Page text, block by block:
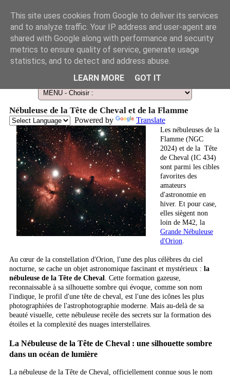
Le Guide des Smart Télescopes et de l'Astronomie amateur
Nébuleuse de la Tête de Cheval et de la Flamme
Powered by Translate
Les nébuleuses de la
Flamme (NGC
2024) et de la Tête
de Cheval (IC 434)
sont parmi les cibles
favorites des
amateurs
d'astronomie en
hiver. Et pour case,
elles siègent non
loin de M42, la
Grande Nébuleuse
d'Orion.
Au cœur de la constellation d'Orion, l'une des plus célèbres du ciel
nocturne, se cache un objet astronomique fascinant et mystérieux : la
nébuleuse de la Tête de Cheval. Cette formation gazeuse,
reconnaissable à sa silhouette sombre qui évoque, comme son nom
l'indique, le profil d'une tête de cheval, est l'une des icônes les plus
photographiées de l'astrophotographie moderne. Mais au-delà de sa
beauté visuelle, cette nébuleuse recèle des secrets sur la formation des
étoiles et la complexité des nuages interstellaires.
La Nébuleuse de la Tête de Cheval : une silhouette sombre
dans un océan de lumière
La nébuleuse de la Tête de Cheval, officiellement connue sous le nom
This site uses cookies from Google to deliver its services
and to analyze traffic. Your IP address and user-agent are
shared with Google along with performance and security
metrics to ensure quality of service, generate usage
statistics, and to detect and address abuse.
LEARN MORE
GOT IT